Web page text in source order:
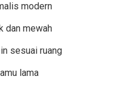
modern
dan mewah
sesuai ruang
lama